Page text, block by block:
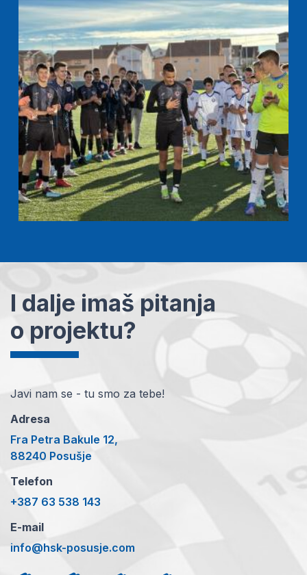
I dalje imaš pitanja
o projektu?
Javi nam se - tu smo za tebe!
Adresa
Fra Petra Bakule 12,
88240 Posušje
Telefon
+387 63 538 143
E-mail
info@hsk-posusje.com